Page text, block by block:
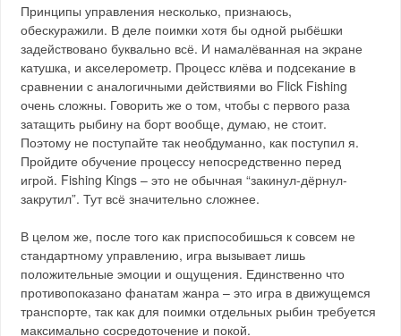
Принципы управления несколько, признаюсь,
обескуражили. В деле поимки хотя бы одной рыбёшки
задействовано буквально всё. И намалёванная на экране
катушка, и акселерометр. Процесс клёва и подсекание в
сравнении с аналогичными действиями во Flick Fishing
очень сложны. Говорить же о том, чтобы с первого раза
затащить рыбину на борт вообще, думаю, не стоит.
Поэтому не поступайте так необдуманно, как поступил я.
Пройдите обучение процессу непосредственно перед
игрой. Fishing Kings – это не обычная “закинул-дёрнул-
закрутил”. Тут всё значительно сложнее.
В целом же, после того как приспособишься к совсем не
стандартному управлению, игра вызывает лишь
положительные эмоции и ощущения. Единственно что
противопоказано фанатам жанра – это игра в движущемся
транспорте, так как для поимки отдельных рыбин требуется
максимально сосредоточение и покой.